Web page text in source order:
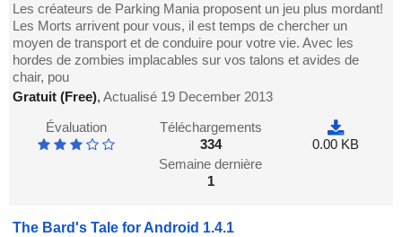
Les créateurs de Parking Mania proposent un jeu plus mordant!
Les Morts arrivent pour vous, il est temps de chercher un
moyen de transport et de conduire pour votre vie. Avec les
hordes de zombies implacables sur vos talons et avides de
chair, pou
Gratuit (Free),Actualisé 19 December 2013
Évaluation
Téléchargements
334
Semaine dernière
1
0.00 KB
The Bard's Tale for Android 1.4.1